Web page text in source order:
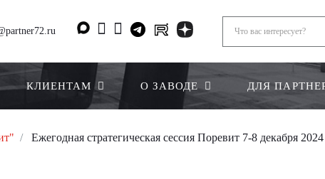
КЛИЕНТАМ О ЗАВОДЕ ДЛЯ
Ежегодная стратегическая сессия Поревит 7-8 декабря 2024